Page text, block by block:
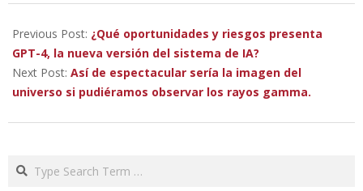
03-
21
Previous Post: ¿Qué oportunidades y riesgos presenta
GPT-4, la nueva versión del sistema de IA?
Next Post: Así de espectacular sería la imagen del
universo si pudiéramos observar los rayos gamma.
Search